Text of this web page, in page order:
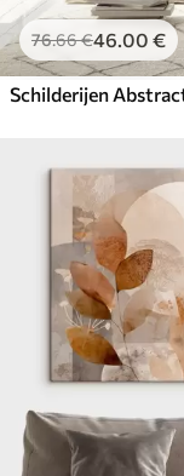
76.66€46.00 €